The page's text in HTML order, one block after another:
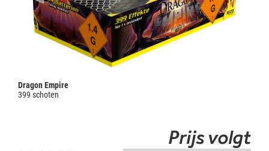
Dragon Empire
399 schoten
Prijs volgt